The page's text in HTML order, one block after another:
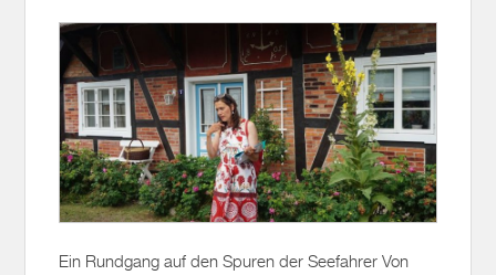
Ein Rundgang auf den Spuren der Seefahrer Von